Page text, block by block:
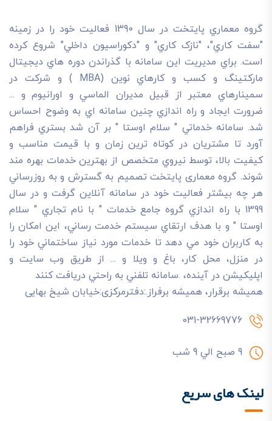
گروه معماري پايتخت در سال 1390 فعاليت خود را در زمينه
"سفت کاري"، "نازک کاري" و "دکوراسيون داخلي" شروع کرده
است. براي مديريت اين سامانه با گذراندن دوره هاي ديجيتال
مارکتينگ و کسب و کارهاي نوين (MBA ) و شرکت در
سمينارهاي معتبر از قبيل مديران الماسي و اورانيوم و ...
ضرورت ايجاد و راه اندازي چنين سامانه اي به وضوح احساس
شد. سامانه خدماتي " سلام اوستا " بر آن شد بستري فراهم
آورد تا مشتريان در کوتاه ترين زمان و با قيمت مناسب و
کيفيت بالا، توسط نيروي متخصص از بهترين خدمات بهره مند
شوند. گروه معماری پایتخت تصميم به گسترش و به روزرساني
هر چه بيشتر فعاليت خود در سامانه آنلاين گرفت و در سال
1399 با راه اندازي گروه جامع خدمات " با نام تجاري " سلام
اوستا " و با هدف ارتقاي سيستم خدمت رساني، اين امکان را
به کاربران خود مي دهد تا خدمات مورد نياز ساختماني خود را
در منزل، محل کار، باغ و ويلا و ... از طريق وب سايت و
اپليکيشن در آينده، .سامانه تلفني به راحتي دريافت کنند
هميشه برقرار، هميشه برفراز.:دفترمرکزی:خیابان شیخ بهایی
031-32669776
9 صبح الي 9 شب
لینک های سریع